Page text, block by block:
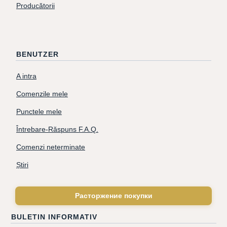
Producătorii
BENUTZER
A intra
Comenzile mele
Punctele mele
Întrebare-Răspuns F.A.Q.
Comenzi neterminate
Știri
Расторжение покупки
BULETIN INFORMATIV